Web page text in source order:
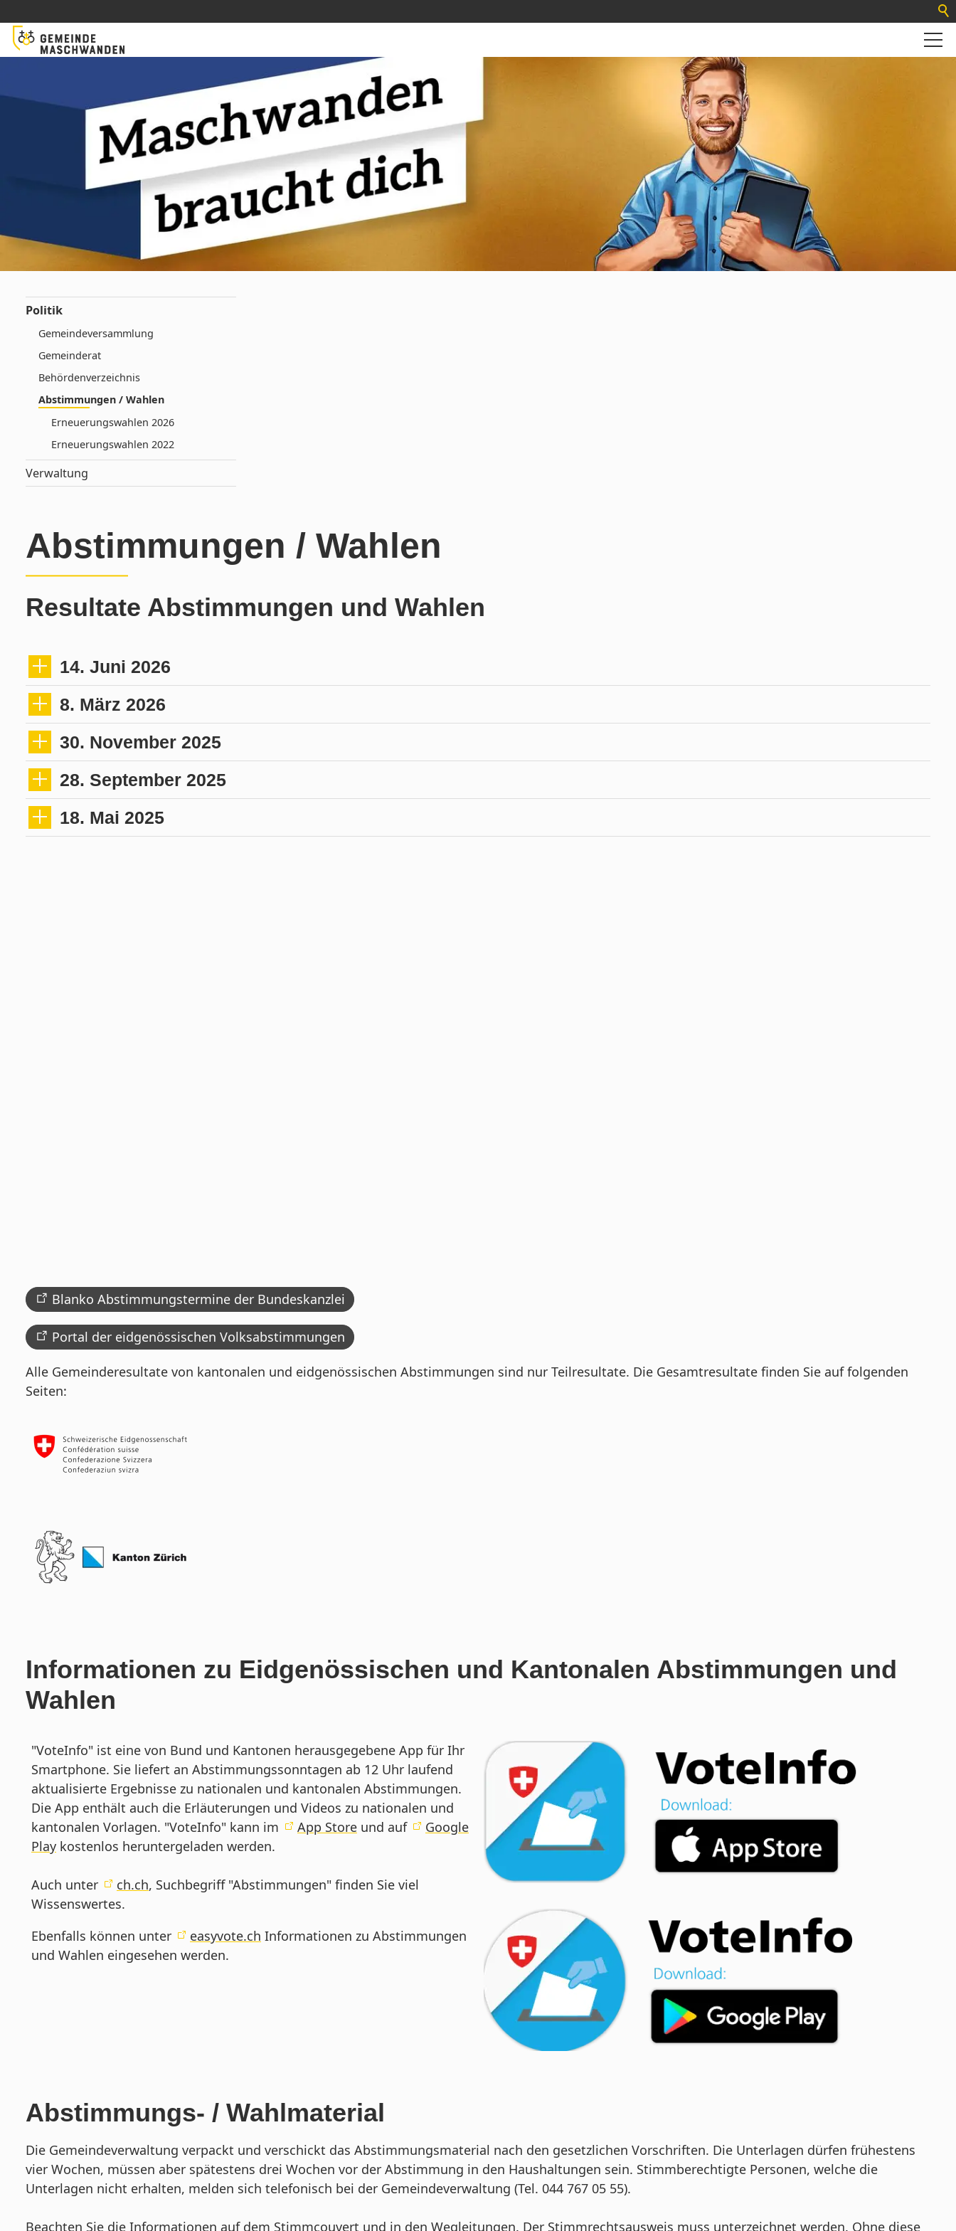
Politik
Gemeindeversammlung
Gemeinderat
Behördenverzeichnis
Abstimmungen / Wahlen
Erneuerungswahlen 2026
Erneuerungswahlen 2022
Verwaltung
Abstimmungen / Wahlen
Resultate Abstimmungen und Wahlen
14. Juni 2026
8. März 2026
30. November 2025
28. September 2025
18. Mai 2025
Blanko Abstimmungstermine der Bundeskanzlei
Portal der eidgenössischen Volksabstimmungen
Alle Gemeinderesultate von kantonalen und eidgenössischen Abstimmungen sind nur Teilresultate. Die Gesamtresultate finden Sie auf folgenden
Seiten:
Informationen zu Eidgenössischen und Kantonalen Abstimmungen und
Wahlen
"VoteInfo" ist eine von Bund und Kantonen herausgegebene App für Ihr
Smartphone. Sie liefert an Abstimmungssonntagen ab 12 Uhr laufend
aktualisierte Ergebnisse zu nationalen und kantonalen Abstimmungen.
Die App enthält auch die Erläuterungen und Videos zu nationalen und
kantonalen Vorlagen. "VoteInfo" kann im
App Store und auf
Google
Play kostenlos heruntergeladen werden.
Auch unter ch.ch, Suchbegriff "Abstimmungen" finden Sie viel
Wissenswertes.
Ebenfalls können unter
easyvote.ch Informationen zu Abstimmungen
und Wahlen eingesehen werden.
Abstimmungs- / Wahlmaterial
Die Gemeindeverwaltung verpackt und verschickt das Abstimmungsmaterial nach den gesetzlichen Vorschriften. Die Unterlagen dürfen frühestens
vier Wochen, müssen aber spätestens drei Wochen vor der Abstimmung in den Haushaltungen sein. Stimmberechtigte Personen, welche die
Unterlagen nicht erhalten, melden sich telefonisch bei der Gemeindeverwaltung (Tel. 044 767 05 55).
Beachten Sie die Informationen auf dem Stimmcouvert und in den Wegleitungen. Der Stimmrechtsausweis muss unterzeichnet werden. Ohne diese